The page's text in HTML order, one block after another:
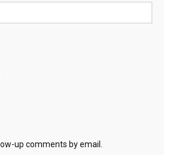
up comments by email.